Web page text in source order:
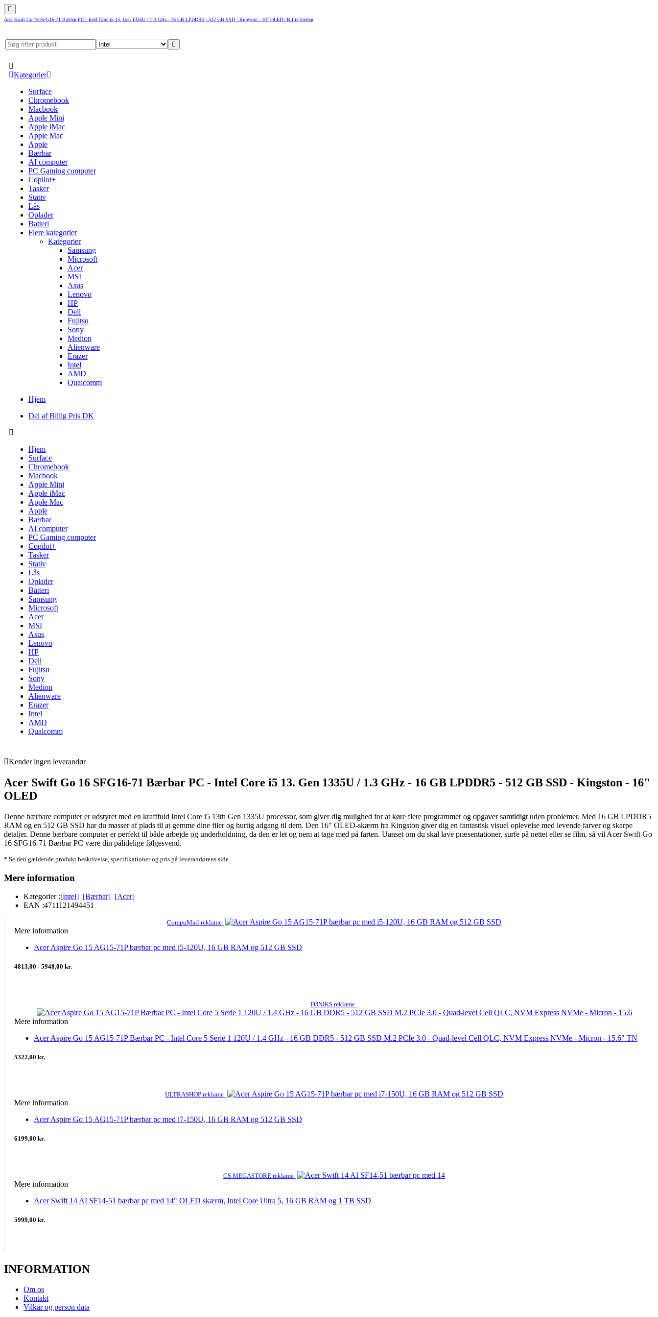
Acer Swift Go 16 SFG16-71 Bærbar PC - Intel Core i5 13. Gen 1335U / 1.3 GHz - 16 GB LPDDR5 - 512 GB SSD - Kingston - 16" OLED | Billig bærbar
Kategorier
Surface
Chromebook
Macbook
Apple Mini
Apple iMac
Apple Mac
Apple
Bærbar
AI computer
PC Gaming computer
Copilot+
Tasker
Stativ
Lås
Oplader
Batteri
Flere kategorier
Kategorier
Samsung
Microsoft
Acer
MSI
Asus
Lenovo
HP
Dell
Fujitsu
Sony
Medion
Alienware
Erazer
Intel
AMD
Qualcomm
Hjem
Del af Billig Pris DK
Hjem
Surface
Chromebook
Macbook
Apple Mini
Apple iMac
Apple Mac
Apple
Bærbar
AI computer
PC Gaming computer
Copilot+
Tasker
Stativ
Lås
Oplader
Batteri
Samsung
Microsoft
Acer
MSI
Asus
Lenovo
HP
Dell
Fujitsu
Sony
Medion
Alienware
Erazer
Intel
AMD
Qualcomm
Kender ingen leverandør
Acer Swift Go 16 SFG16-71 Bærbar PC - Intel Core i5 13. Gen 1335U / 1.3 GHz - 16 GB LPDDR5 - 512 GB SSD - Kingston - 16"
OLED
Denne bærbare computer er udstyret med en kraftfuld Intel Core i5 13th Gen 1335U processor, som giver dig mulighed for at køre flere programmer og opgaver samtidigt uden problemer. Med 16 GB LPDDR5
RAM og en 512 GB SSD har du masser af plads til at gemme dine filer og hurtig adgang til dem. Den 16" OLED-skærm fra Kingston giver dig en fantastisk visuel oplevelse med levende farver og skarpe
detaljer. Denne bærbare computer er perfekt til både arbejde og underholdning, da den er let og nem at tage med på farten. Uanset om du skal lave præsentationer, surfe på nettet eller se film, så vil Acer Swift Go
16 SFG16-71 Bærbar PC være din pålidelige følgesvend.
* Se den gældende produkt beskrivelse, specifikationer og pris på leverandørens side.
Mere information
Kategorier :[Intel] [Bærbar] [Acer]
EAN :4711121494451
CompuMail reklame
Mere information
Acer Aspire Go 15 AG15-71P bærbar pc med i5-120U, 16 GB RAM og 512 GB SSD
4813,00 - 5948,00 kr.
FØNIKS reklame
Mere information
Acer Aspire Go 15 AG15-71P Bærbar PC - Intel Core 5 Serie 1 120U / 1.4 GHz - 16 GB DDR5 - 512 GB SSD M.2 PCIe 3.0 - Quad-level Cell QLC, NVM Express NVMe - Micron - 15.6" TN
5322,00 kr.
ULTRASHOP reklame
Mere information
Acer Aspire Go 15 AG15-71P bærbar pc med i7-150U, 16 GB RAM og 512 GB SSD
6199,00 kr.
CS MEGASTORE reklame
Mere information
Acer Swift 14 AI SF14-51 bærbar pc med 14" OLED skærm, Intel Core Ultra 5, 16 GB RAM og 1 TB SSD
5999,00 kr.
INFORMATION
Om os
Kontakt
Vilkår og person data